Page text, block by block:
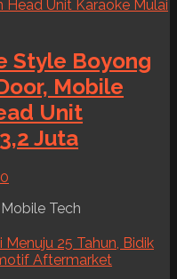
Style Boyong
Mobile
Unit
Juta
0
Tech